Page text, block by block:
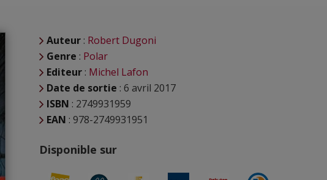
Auteur : Robert Dugoni
Genre : Polar
Editeur : Michel Lafon
Date de sortie : 6 avril 2017
ISBN : 2749931959
EAN : 978-2749931951
Disponible sur